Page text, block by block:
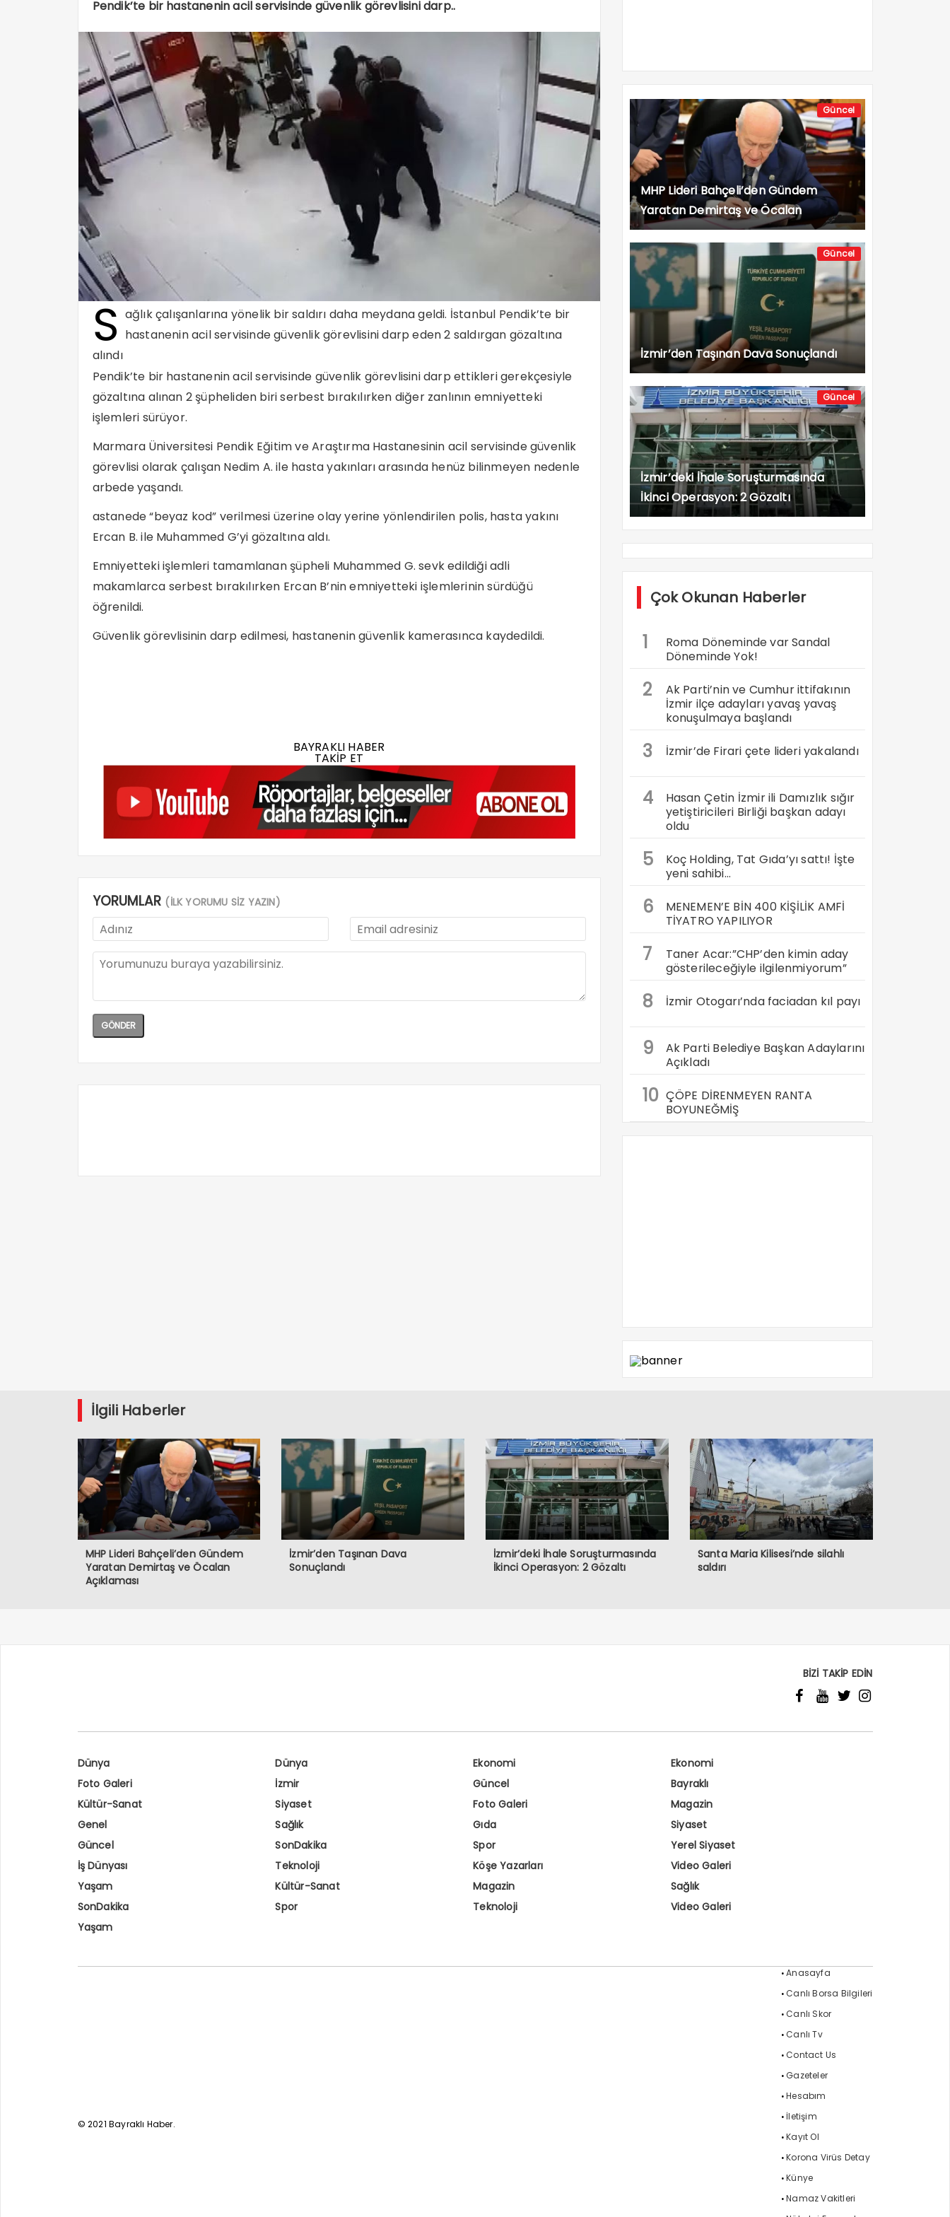
Pendik’te bir hastanenin acil servisinde güvenlik görevlisini darp..
S ağlık çalışanlarına yönelik bir saldırı daha meydana geldi. İstanbul Pendik’te bir
hastanenin acil servisinde güvenlik görevlisini darp eden 2 saldırgan gözaltına
alındı
Pendik’te bir hastanenin acil servisinde güvenlik görevlisini darp ettikleri gerekçesiyle
gözaltına alınan 2 şüpheliden biri serbest bırakılırken diğer zanlının emniyetteki
işlemleri sürüyor.
Marmara Üniversitesi Pendik Eğitim ve Araştırma Hastanesinin acil servisinde güvenlik
görevlisi olarak çalışan Nedim A. ile hasta yakınları arasında henüz bilinmeyen nedenle
arbede yaşandı.
astanede “beyaz kod” verilmesi üzerine olay yerine yönlendirilen polis, hasta yakını
Ercan B. ile Muhammed G’yi gözaltına aldı.
Emniyetteki işlemleri tamamlanan şüpheli Muhammed G. sevk edildiği adli
makamlarca serbest bırakılırken Ercan B’nin emniyetteki işlemlerinin sürdüğü
öğrenildi.
Güvenlik görevlisinin darp edilmesi, hastanenin güvenlik kamerasınca kaydedildi.
BAYRAKLI HABER
TAKİP ET
YORUMLAR (İLK YORUMU SİZ YAZIN)
Güncel
MHP Lideri Bahçeli’den Gündem
Yaratan Demirtaş ve Öcalan
Açıklaması
Güncel
İzmir’den Taşınan Dava Sonuçlandı
Güncel
İzmir’deki İhale Soruşturmasında
İkinci Operasyon: 2 Gözaltı
Çok Okunan Haberler
1
Roma Döneminde var Sandal
Döneminde Yok!
2
Ak Parti’nin ve Cumhur ittifakının
İzmir ilçe adayları yavaş yavaş
konuşulmaya başlandı
3 İzmir’de Firari çete lideri yakalandı
4
Hasan Çetin İzmir ili Damızlık sığır
yetiştiricileri Birliği başkan adayı
oldu
5
Koç Holding, Tat Gıda’yı sattı! İşte
yeni sahibi…
6
MENEMEN’E BİN 400 KİŞİLİK AMFİ
TİYATRO YAPILIYOR
7
Taner Acar:”CHP’den kimin aday
gösterileceğiyle ilgilenmiyorum”
8 İzmir Otogarı’nda faciadan kıl payı
9
Ak Parti Belediye Başkan Adaylarını
Açıkladı
10 ÇÖPE DİRENMEYEN RANTA
BOYUNEĞMİŞ
İlgili Haberler
MHP Lideri Bahçeli’den Gündem
Yaratan Demirtaş ve Öcalan
Açıklaması
İzmir’den Taşınan Dava
Sonuçlandı
İzmir’deki İhale Soruşturmasında
İkinci Operasyon: 2 Gözaltı
Santa Maria Kilisesi’nde silahlı
saldırı
BİZİ TAKİP EDİN
Dünya Dünya Ekonomi
Ekonomi
Foto Galeri
İzmir Güncel
Bayraklı
Kültür-Sanat
Siyaset Foto Galeri
Magazin
Genel
Sağlık Gıda
Siyaset
Güncel
SonDakika Spor
Yerel Siyaset
İş Dünyası
Teknoloji Köşe Yazarları
Video Galeri
Yaşam
Kültür-Sanat Magazin
Sağlık
SonDakika
Spor Teknoloji
Video Galeri
Yaşam
© 2021 Bayraklı Haber.
Anasayfa
Canlı Borsa Bilgileri
Canlı Skor
Canlı Tv
Contact Us
Gazeteler
Hesabım
İletişim
Kayıt Ol
Korona Virüs Detay
Künye
Namaz Vakitleri